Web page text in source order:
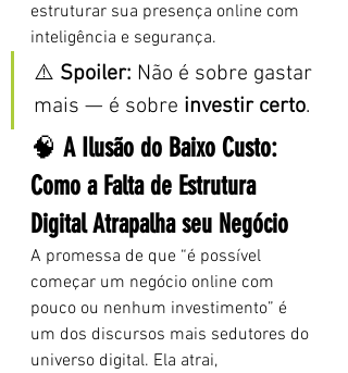
estruturar sua presença online com
inteligência e segurança.
⚠️ Spoiler: Não é sobre gastar
mais — é sobre investir certo.
🧠 A Ilusão do Baixo Custo:
Como a Falta de Estrutura
Digital Atrapalha seu Negócio
A promessa de que “é possível
começar um negócio online com
pouco ou nenhum investimento” é
um dos discursos mais sedutores do
universo digital. Ela atrai,